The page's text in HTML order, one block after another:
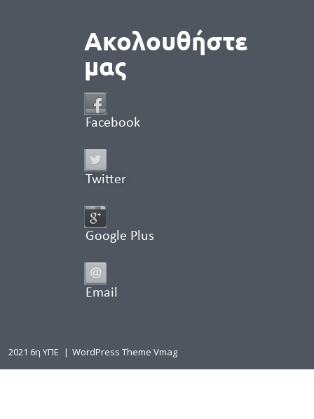
Ακολουθήστε
μας
Facebook
Twitter
Google Plus
Email
2021 6η ΥΠΕ | WordPress Theme Vmag